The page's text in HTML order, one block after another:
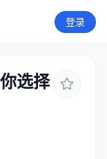
登录
选择